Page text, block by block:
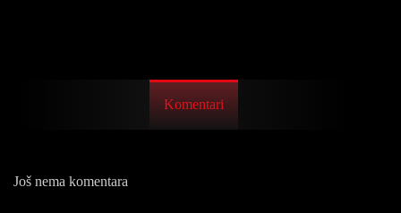
Komentari
Još nema komentara